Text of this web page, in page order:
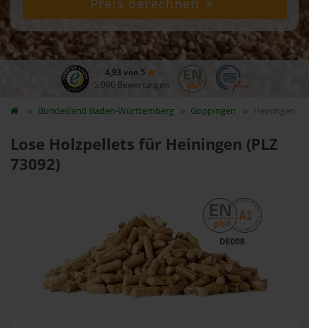
Preis berechnen
4,93 von 5
5.090 Bewertungen
Bundesland Baden-Württemberg Göppingen Heiningen
Lose Holzpellets für Heiningen (PLZ
73092)
DE008